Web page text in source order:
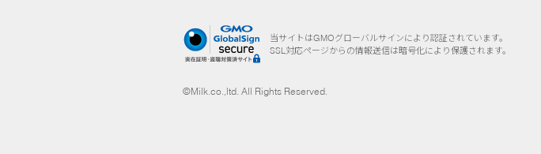
当サイトはGMOグローバルサインにより認証されています。
SSL対応ページからの情報送信は暗号化により保護されます。
©Milk.co.,ltd. All Rights Reserved.